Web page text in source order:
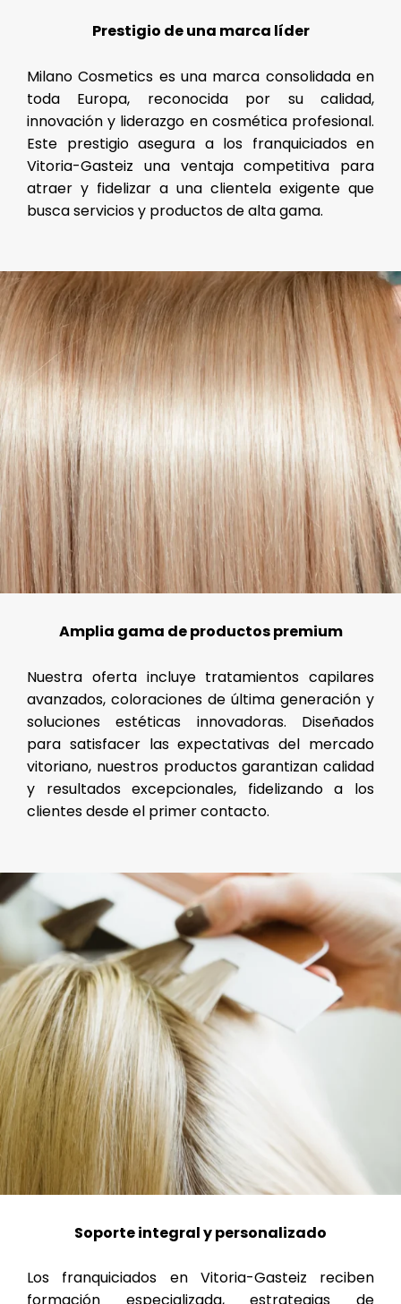
Prestigio de una marca líder
Milano Cosmetics es una marca consolidada en
toda Europa, reconocida por su calidad,
innovación y liderazgo en cosmética profesional.
Este prestigio asegura a los franquiciados en
Vitoria-Gasteiz una ventaja competitiva para
atraer y fidelizar a una clientela exigente que
busca servicios y productos de alta gama.
Amplia gama de productos premium
Nuestra oferta incluye tratamientos capilares
avanzados, coloraciones de última generación y
soluciones estéticas innovadoras. Diseñados
para satisfacer las expectativas del mercado
vitoriano, nuestros productos garantizan calidad
y resultados excepcionales, fidelizando a los
clientes desde el primer contacto.
Soporte integral y personalizado
Los franquiciados en Vitoria-Gasteiz reciben